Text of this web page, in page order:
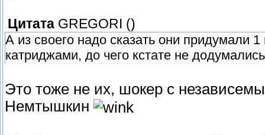
Цитата GREGORI ()
А из своего надо сказать они придумали
катриджами, до чего кстате не
Это тоже не их, шокер с
Немтышкин